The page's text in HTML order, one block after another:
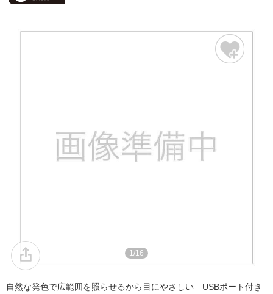
1/16
自然な発色で広範囲を照らせるから目にやさしい USBポート付き